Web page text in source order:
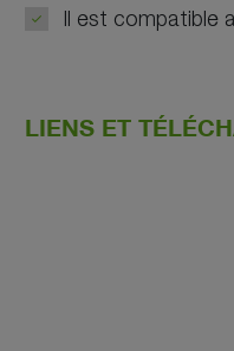
Il est compatible
LIENS ET